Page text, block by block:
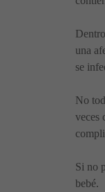
una
se
No
veces
Si no
bebé.